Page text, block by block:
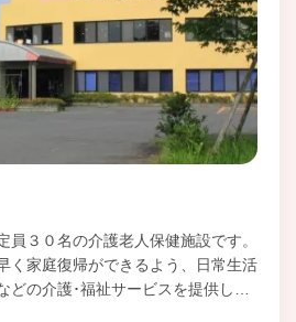
員３０名の介護老人保健施設です。
く家庭復帰ができるよう、日常生活
どの介護･福祉サービスを提供し